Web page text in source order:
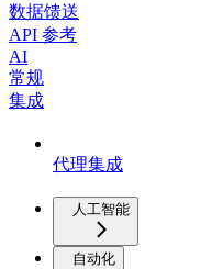
数据馈送
API 参考
AI
常规
集成
代理集成
人工智能
自动化